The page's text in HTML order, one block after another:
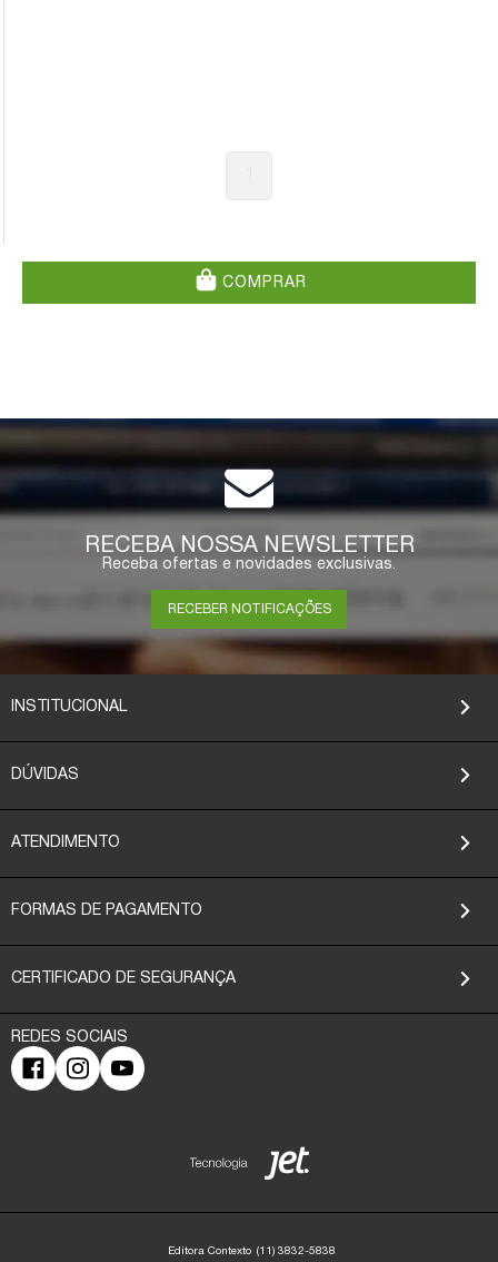
COMPRAR
RECEBA NOSSA NEWSLETTER
Receba ofertas e novidades exclusivas.
RECEBER NOTIFICAÇÕES
INSTITUCIONAL
DÚVIDAS
ATENDIMENTO
FORMAS DE PAGAMENTO
CERTIFICADO DE SEGURANÇA
Editora Contexto (11) 3832-5838